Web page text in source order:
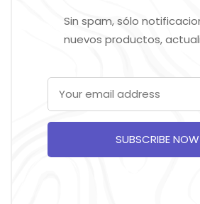
Sin spam, sólo
nuevos productos,
SUBSCRIBE NOW